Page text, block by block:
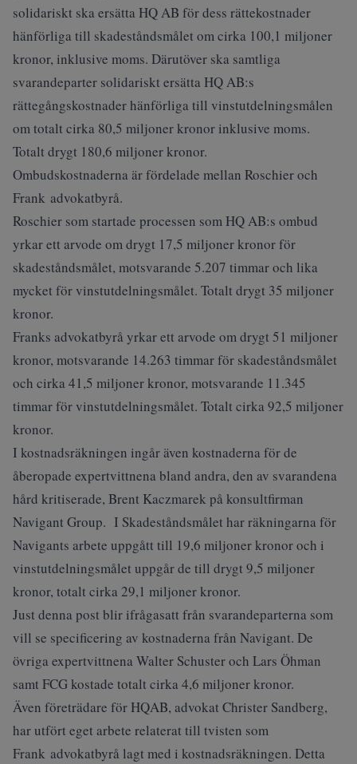
solidariskt ska ersätta HQ AB för dess rättekostnader
hänförliga till skadeståndsmålet om cirka 100,1 miljoner
kronor, inklusive moms. Därutöver ska samtliga
svarandeparter solidariskt ersätta HQ AB:s
rättegångskostnader hänförliga till vinstutdelningsmålen
om totalt cirka 80,5 miljoner kronor inklusive moms.
Totalt drygt 180,6 miljoner kronor.
Ombudskostnaderna är fördelade mellan Roschier och
Frank advokatbyrå.
Roschier som startade processen som HQ AB:s ombud
yrkar ett arvode om drygt 17,5 miljoner kronor för
skadeståndsmålet, motsvarande 5.207 timmar och lika
mycket för vinstutdelningsmålet. Totalt drygt 35 miljoner
kronor.
Franks advokatbyrå yrkar ett arvode om drygt 51 miljoner
kronor, motsvarande 14.263 timmar för skadeståndsmålet
och cirka 41,5 miljoner kronor, motsvarande 11.345
timmar för vinstutdelningsmålet. Totalt cirka 92,5 miljoner
kronor.
I kostnadsräkningen ingår även kostnaderna för de
åberopade expertvittnena bland andra, den av svarandena
hård kritiserade, Brent Kaczmarek på konsultfirman
Navigant Group. I Skadeståndsmålet har räkningarna för
Navigants arbete uppgått till 19,6 miljoner kronor och i
vinstutdelningsmålet uppgår de till drygt 9,5 miljoner
kronor, totalt cirka 29,1 miljoner kronor.
Just denna post blir ifrågasatt från svarandeparterna som
vill se specificering av kostnaderna från Navigant. De
övriga expertvittnena Walter Schuster och Lars Öhman
samt FCG kostade totalt cirka 4,6 miljoner kronor.
Även företrädare för HQAB, advokat Christer Sandberg,
har utfört eget arbete relaterat till tvisten som
Frank advokatbyrå lagt med i kostnadsräkningen. Detta